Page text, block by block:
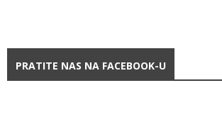
PRATITE NAS NA FACEBOOK-U